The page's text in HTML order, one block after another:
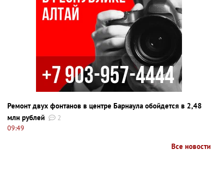
Ремонт двух фонтанов в центре Барнаула обойдется в 2,48
млн рублей
2
09:49
Все новости